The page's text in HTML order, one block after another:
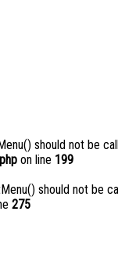
should not be
on line 199
should not be
275